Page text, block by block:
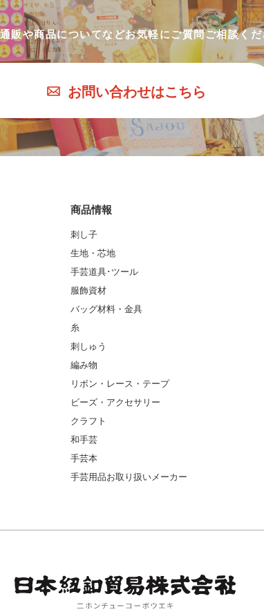
販や商品についてなどお気軽にご質問ご相談く
お問い合わせはこちら
商品情報
刺し子
生地・芯地
手芸道具･ツール
服飾資材
バッグ材料・金具
糸
刺しゅう
編み物
リボン・レース・テープ
ビーズ・アクセサリー
クラフト
和手芸
手芸本
手芸用品お取り扱いメーカー